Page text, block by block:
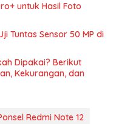
untuk Hasil Foto
Tuntas Sensor 50 MP di
Dipakai? Berikut
Kekurangan, dan
Redmi Note 12